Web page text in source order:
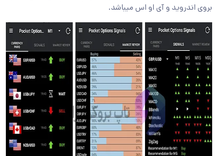
بروی اندروید و آی او اس میباشد.